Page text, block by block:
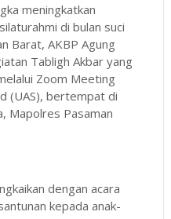
meningkatkan
di bulan suci
Barat, AKBP Agung
Tabligh Akbar yang
Zoom Meeting
(UAS), bertempat di
Mapolres Pasaman
dengan acara
kepada anak-